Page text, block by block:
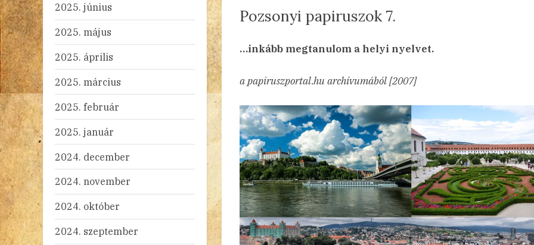
Pozsonyi papiruszok 7.
Posted
2024.04.25.
Byadmin
Nincs hozzászólás a(z)
7.
…inkább megtanulom a helyi nyelvet.
a papiruszportal.hu archívumából [2007]
2025. június
2025. május
2025. április
2025. március
2025. február
2025. január
2024. december
2024. november
2024. október
2024. szeptember